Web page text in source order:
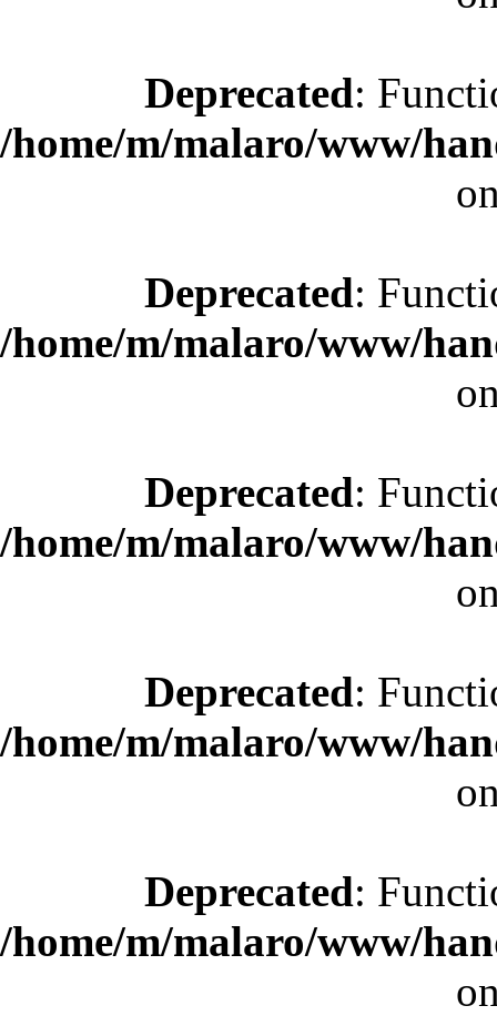
Deprecated:
/home/m/malaro/www/
Deprecated:
/home/m/malaro/www/
Deprecated:
/home/m/malaro/www/
Deprecated:
/home/m/malaro/www/
Deprecated:
/home/m/malaro/www/